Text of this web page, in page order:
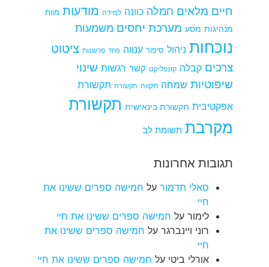
חיים מלאים חמלה כוונה למידה מודעות מוות
מנהיגות מסע מערכת יחסים משמעות
נוכחות ניהול סיפור ענווה פחד פרשנות ציטוט
צרכים קבלה קונפליקט קשר רגשות שינוי
שיפוטיות שמחה תקווה תקשורת תקשורת
אפקטיבית תקשורת בינאישית תקשורת
מקרבת תשומת לב
תגובות אחרונות
סאלי תדמור על חמישה ספרים ששינו את
חיי
לימור על חמישה ספרים ששינו את חיי
רוני ויינברגר על חמישה ספרים ששינו את
חיי
אורלי ביטי על חמישה ספרים ששינו את חיי